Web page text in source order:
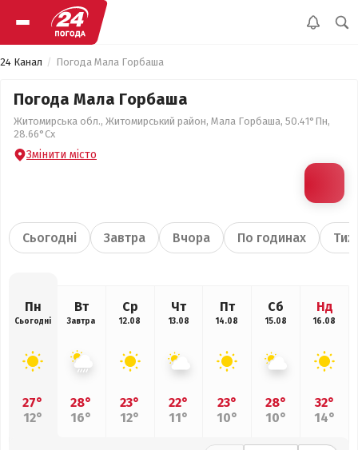
24 Канал Погода Мала Горбаша
Погода Мала Горбаша
Житомирська обл., Житомирський район, Мала Горбаша, 50.41°Пн,
28.66°Сх
Змінити місто
Сьогодні Завтра Вчора По годинах
Пн
Сьогодні
27°
12°
Вт
Завтра
28°
16°
Ср
12.08
23°
12°
Чт
13.08
22°
11°
Пт
14.08
23°
10°
Сб
15.08
28°
10°
Нд
16.08
32°
14°